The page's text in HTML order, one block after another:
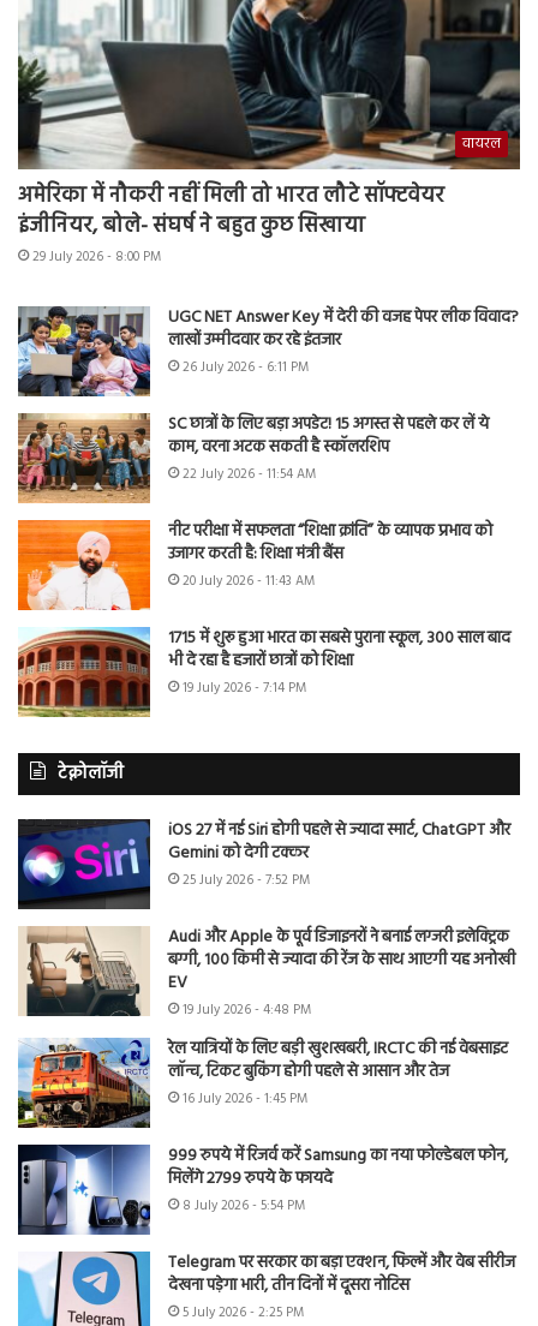
वायरल
अमेरिका में नौकरी नहीं मिली तो भारत लौटे सॉफ्टवेयर
इंजीनियर, बोले- संघर्ष ने बहुत कुछ सिखाया
29 July 2026 - 8:00 PM
UGC NET Answer Key में देरी की वजह पेपर लीक विवाद?
लाखों उम्मीदवार कर रहे इंतजार
26 July 2026 - 6:11 PM
SC छात्रों के लिए बड़ा अपडेट! 15 अगस्त से पहले कर लें ये
काम, वरना अटक सकती है स्कॉलरशिप
22 July 2026 - 11:54 AM
नीट परीक्षा में सफलता “शिक्षा क्रांति” के व्यापक प्रभाव को
उजागर करती है: शिक्षा मंत्री बैंस
20 July 2026 - 11:43 AM
1715 में शुरू हुआ भारत का सबसे पुराना स्कूल, 300 साल बाद
भी दे रहा है हजारों छात्रों को शिक्षा
19 July 2026 - 7:14 PM
टेक्नोलॉजी
iOS 27 में नई Siri होगी पहले से ज्यादा स्मार्ट, ChatGPT और
Gemini को देगी टक्कर
25 July 2026 - 7:52 PM
Audi और Apple के पूर्व डिजाइनरों ने बनाई लग्जरी इलेक्ट्रिक
बग्गी, 100 किमी से ज्यादा की रेंज के साथ आएगी यह अनोखी
EV
19 July 2026 - 4:48 PM
रेल यात्रियों के लिए बड़ी खुशखबरी, IRCTC की नई वेबसाइट
लॉन्च, टिकट बुकिंग होगी पहले से आसान और तेज
16 July 2026 - 1:45 PM
999 रुपये में रिजर्व करें Samsung का नया फोल्डेबल फोन,
मिलेंगे 2799 रुपये के फायदे
8 July 2026 - 5:54 PM
Telegram पर सरकार का बड़ा एक्शन, फिल्में और वेब सीरीज
देखना पड़ेगा भारी, तीन दिनों में दूसरा नोटिस
5 July 2026 - 2:25 PM